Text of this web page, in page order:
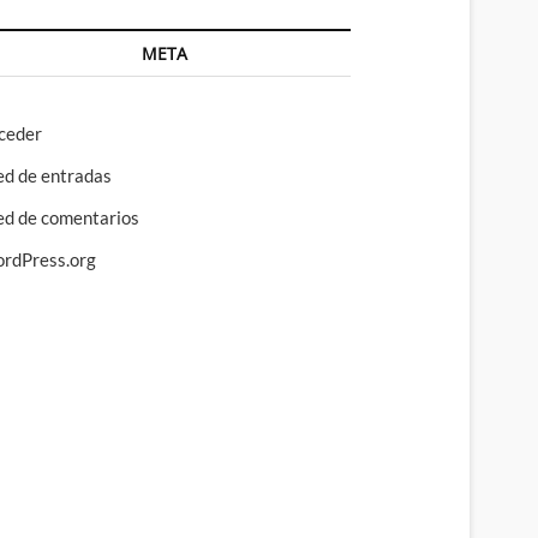
META
de entradas
de comentarios